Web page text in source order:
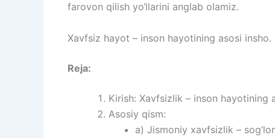
farovon qilish yo‘llarini anglab olamiz.
Xavfsiz hayot – inson hayotining asosi insho.
Reja:
Kirish: Xavfsizlik – inson hayotining
Asosiy qism:
a) Jismoniy xavfsizlik –